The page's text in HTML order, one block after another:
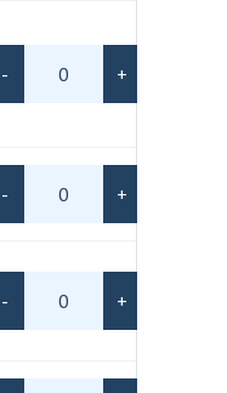
- +
- +
- +